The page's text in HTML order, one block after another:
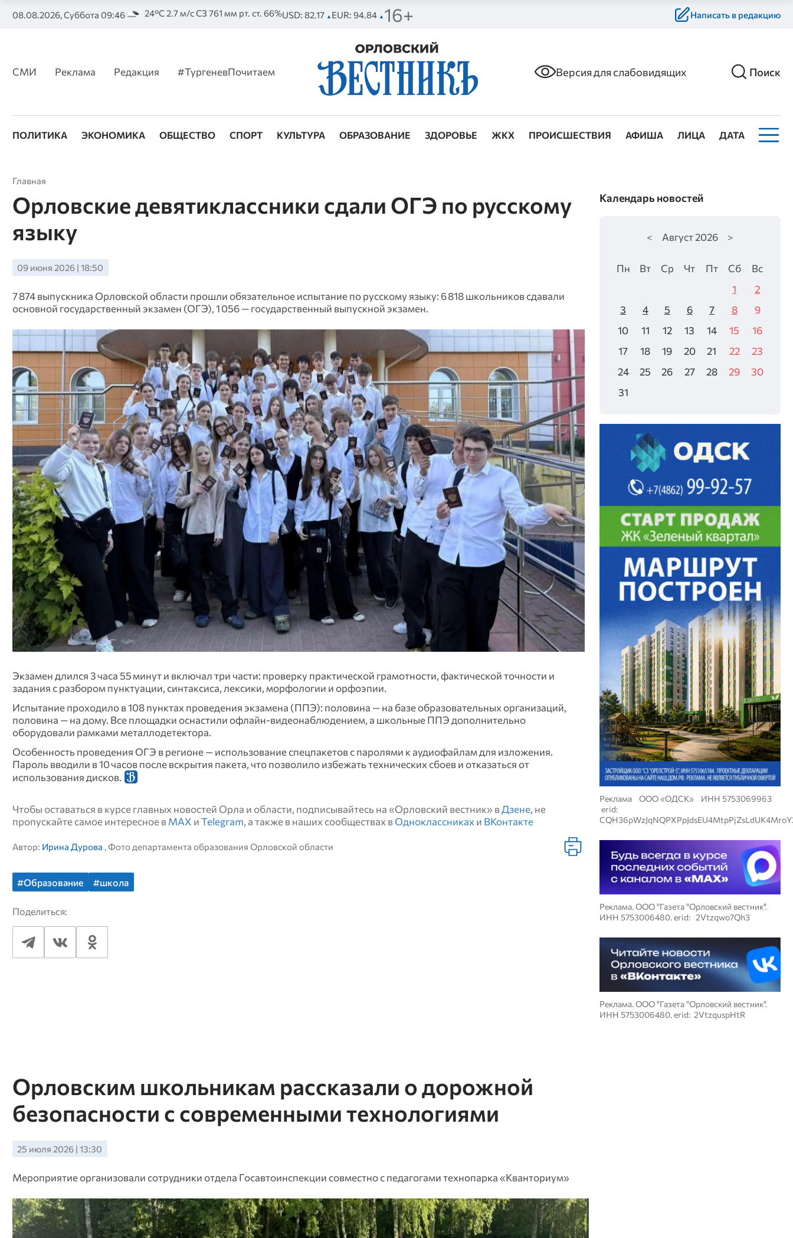
08.08.2026, Суббота 09:46 24°C 2.7 м/с СЗ 761 мм рт. ст. 66%USD: 82.17 ▲ EUR: 94.84 ▲ 16+ Написать в редакцию
СМИ Реклама Редакция #ТургеневПочитаем Версия для слабовидящих Поиск
ПОЛИТИКА ЭКОНОМИКА ОБЩЕСТВО СПОРТ КУЛЬТУРА ОБРАЗОВАНИЕ ЗДОРОВЬЕ ЖКХ ПРОИСШЕСТВИЯ АФИША ЛИЦА ДАТА
Главная
Орловские девятиклассники сдали ОГЭ по русскому
языку
09 июня 2026 | 18:50
7 874 выпускника Орловской области прошли обязательное испытание по русскому языку: 6 818 школьников сдавали
основной государственный экзамен (ОГЭ), 1 056 — государственный выпускной экзамен.
Экзамен длился 3 часа 55 минут и включал три части: проверку практической грамотности, фактической точности и
задания с разбором пунктуации, синтаксиса, лексики, морфологии и орфоэпии.
Испытание проходило в 108 пунктах проведения экзамена (ППЭ): половина — на базе образовательных организаций,
половина — на дому. Все площадки оснастили офлайн‑видеонаблюдением, а школьные ППЭ дополнительно
оборудовали рамками металлодетектора.
Особенность проведения ОГЭ в регионе — использование спецпакетов с паролями к аудиофайлам для изложения.
Пароль вводили в 10 часов после вскрытия пакета, что позволило избежать технических сбоев и отказаться от
использования дисков.
Чтобы оставаться в курсе главных новостей Орла и области, подписывайтесь на «Орловский вестник» в Дзене, не
пропускайте самое интересное в MAX и Telegram , а также в наших сообществах в Одноклассниках и ВКонтакте
Автор: Ирина Дурова , Фото департамента образования Орловской области
#Образование #школа
Поделиться:
Календарь новостей
< Август2026 >
Пн Вт Ср Чт Пт Сб
Вс
1
2
3
4 5 6 7 8
9
10
11 12 13 14 15
16
17
18 19 20 21 22
23
24
25 26 27 28 29
30
31
Реклама ООО «ОДСК» ИНН 5753069963
erid:
Реклама. ООО "Газета "Орловский вестник".
ИНН 5753006480. erid: 2Vtzqwo7Qh3
Реклама. ООО "Газета "Орловский вестник".
ИНН 5753006480. erid: 2VtzquspHtR
Орловским школьникам рассказали о дорожной
безопасности с современными технологиями
25 июля 2026 | 13:30
Мероприятие организовали сотрудники отдела Госавтоинспекции совместно с педагогами технопарка «Кванториум»